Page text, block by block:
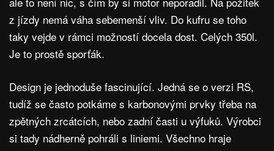
z jízdy nemá váha sebemenší vliv. Do kufru se toho
taky vejde v rámci možností docela dost. Celých 350l.
Je to prostě sporťák.
Design je jednoduše fascinující. Jedná se o verzi RS,
tudíž se často potkáme s karbonovými prvky třeba na
zpětných zrcátcích, nebo zadní časti u výfuků. Výrobci
si tady nádherně pohráli s liniemi. Všechno hraje